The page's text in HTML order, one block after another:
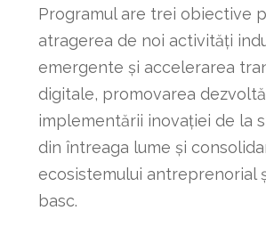
Programul are trei obiective
atragerea de noi activități
emergente și accelerarea
digitale, promovarea
implementării inovației de la
din întreaga lume și
ecosistemului antreprenorial
basc.